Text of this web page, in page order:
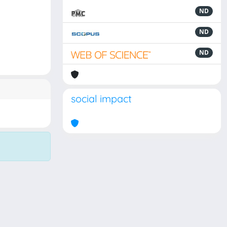
ND
ND
ND
social impact